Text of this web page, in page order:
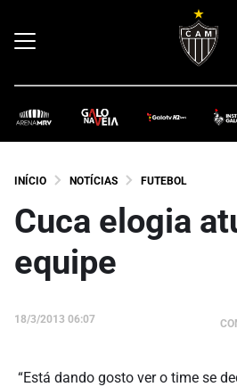
INÍCIO NOTÍCIAS FUTEBOL
Cuca elogia
equipe
18/3/2013 06:07
“Está dando gosto ver o time se